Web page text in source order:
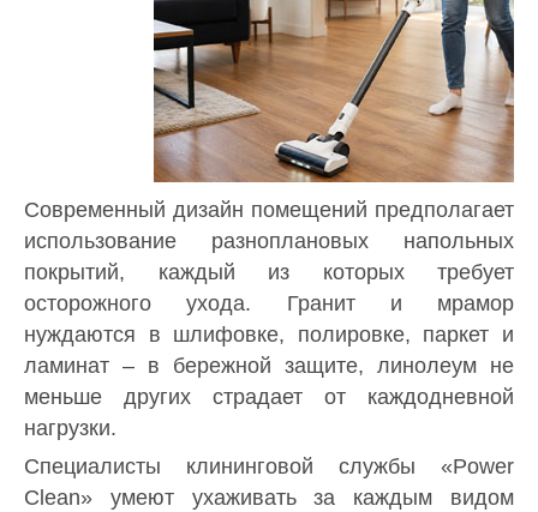
Современный дизайн помещений предполагает
использование разноплановых напольных
покрытий, каждый из которых требует
осторожного ухода. Гранит и мрамор
нуждаются в шлифовке, полировке, паркет и
ламинат – в бережной защите, линолеум не
меньше других страдает от каждодневной
нагрузки.
Специалисты клининговой службы «Power
Clean» умеют ухаживать за каждым видом